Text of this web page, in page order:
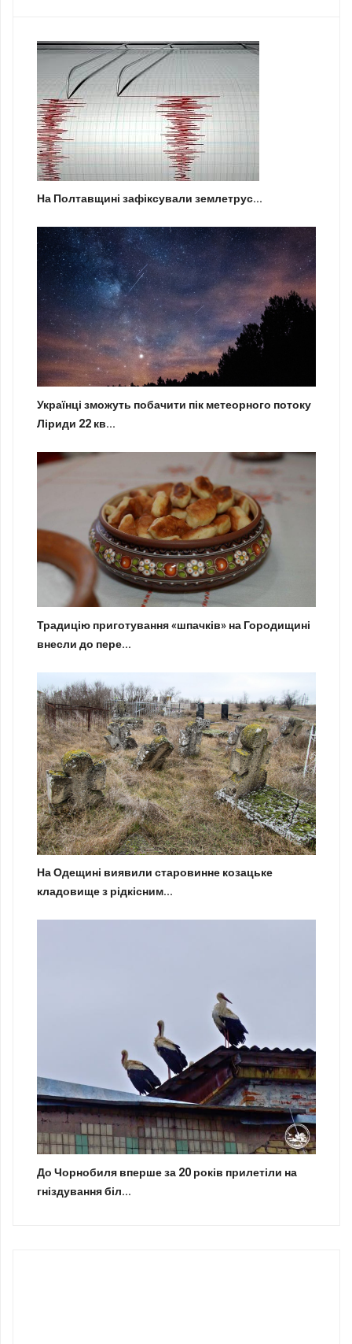
На Полтавщині зафіксували землетрус...
Українці зможуть побачити пік метеорного потоку
Ліриди 22 кв...
Традицію приготування «шпачків» на Городищині
внесли до пере...
На Одещині виявили старовинне козацьке
кладовище з рідкісним...
До Чорнобиля вперше за 20 років прилетіли на
гніздування біл...